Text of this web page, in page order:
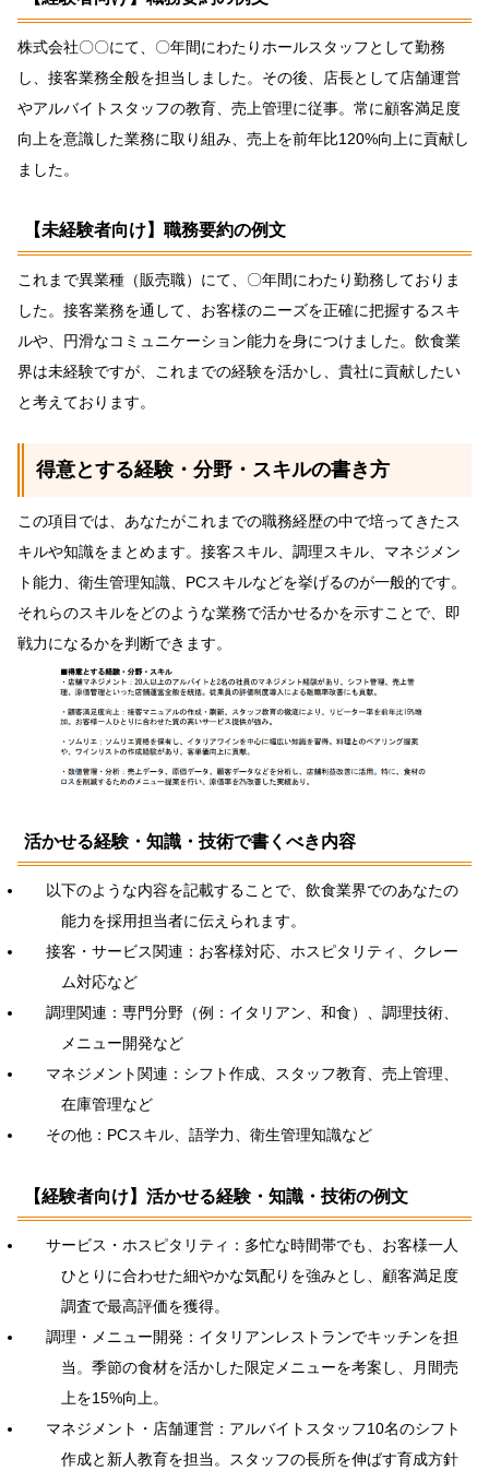
株式会社〇〇にて、〇年間にわたりホールスタッフとして勤務
し、接客業務全般を担当しました。その後、店長として店舗運営
やアルバイトスタッフの教育、売上管理に従事。常に顧客満足度
向上を意識した業務に取り組み、売上を前年比120%向上に貢献し
ました。
【未経験者向け】職務要約の例文
これまで異業種（販売職）にて、〇年間にわたり勤務しておりま
した。接客業務を通して、お客様のニーズを正確に把握するスキ
ルや、円滑なコミュニケーション能力を身につけました。飲食業
界は未経験ですが、これまでの経験を活かし、貴社に貢献したい
と考えております。
得意とする経験・分野・スキルの書き方
この項目では、あなたがこれまでの職務経歴の中で培ってきたス
キルや知識をまとめます。接客スキル、調理スキル、マネジメン
ト能力、衛生管理知識、PCスキルなどを挙げるのが一般的です。
それらのスキルをどのような業務で活かせるかを示すことで、即
戦力になるかを判断できます。
活かせる経験・知識・技術で書くべき内容
以下のような内容を記載することで、飲食業界でのあなたの
能力を採用担当者に伝えられます。
接客・サービス関連：お客様対応、ホスピタリティ、クレー
ム対応など
調理関連：専門分野（例：イタリアン、和食）、調理技術、
メニュー開発など
マネジメント関連：シフト作成、スタッフ教育、売上管理、
在庫管理など
その他：PCスキル、語学力、衛生管理知識など
【経験者向け】活かせる経験・知識・技術の例文
サービス・ホスピタリティ：多忙な時間帯でも、お客様一人
ひとりに合わせた細やかな気配りを強みとし、顧客満足度
調査で最高評価を獲得。
調理・メニュー開発：イタリアンレストランでキッチンを担
当。季節の食材を活かした限定メニューを考案し、月間売
上を15%向上。
マネジメント・店舗運営：アルバイトスタッフ10名のシフト
作成と新人教育を担当。スタッフの長所を伸ばす育成方針